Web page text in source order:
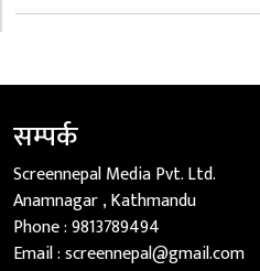
सम्पर्क
Screennepal Media Pvt. Ltd.
Anamnagar , Kathmandu
Phone :9813789494
Email :screennepal@gmail.com